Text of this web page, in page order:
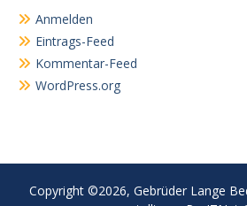
Anmelden
Eintrags-Feed
Kommentar-Feed
WordPress.org
Copyright ©2026, Gebrüder Lange